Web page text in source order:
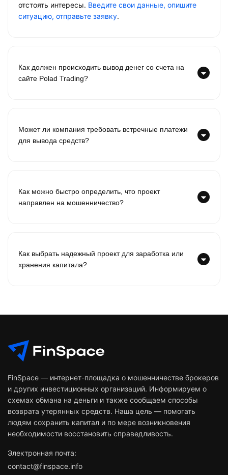
отстоять интересы. Введите свои данные, опишите
ситуацию, отправьте заявку.
Как должен происходить вывод денег со счета на
сайте Polad Trading?
Может ли компания требовать встречные платежи
для вывода средств?
Как можно быстро определить, что проект
направлен на мошенничество?
Как выбрать надежный проект для заработка или
хранения капитала?
FinSpace — интернет-площадка о мошенничестве брокеров
и других инвестиционных организаций. Информируем о
схемах обмана на деньги и также сообщаем способы
возврата утерянных средств. Наша цель — помогать
людям сохранить капитал и по мере возникновения
необходимости восстановить справедливость.
Электронная почта:
contact@finspace.info